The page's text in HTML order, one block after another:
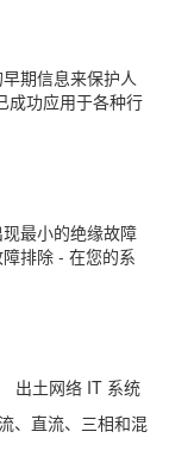
期信息来保护人
成功应用于各种行
最小的绝缘故障
排除 - 在您的系
出土网络 IT 系统
、直流、三相和混